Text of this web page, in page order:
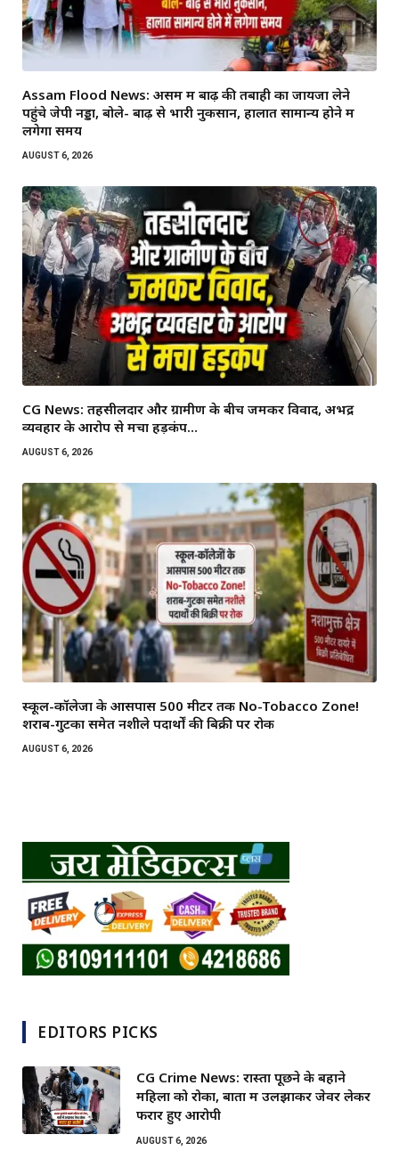
Assam Flood News: असम में बाढ़ की तबाही का जायजा लेने
पहुंचे जेपी नड्डा, बोले- बाढ़ से भारी नुकसान, हालात सामान्य होने में
लगेगा समय
AUGUST 6, 2026
CG News: तहसीलदार और ग्रामीण के बीच जमकर विवाद, अभद्र
व्यवहार के आरोप से मचा हड़कंप…
AUGUST 6, 2026
स्कूल-कॉलेजों के आसपास 500 मीटर तक No-Tobacco Zone!
शराब-गुटका समेत नशीले पदार्थों की बिक्री पर रोक
AUGUST 6, 2026
EDITORS PICKS
CG Crime News: रास्ता पूछने के बहाने
महिला को रोका, बातों में उलझाकर जेवर लेकर
फरार हुए आरोपी
AUGUST 6, 2026